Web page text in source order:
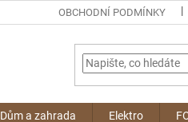
OBCHODNÍ PODMÍNKY
Dům a zahrada Elektro